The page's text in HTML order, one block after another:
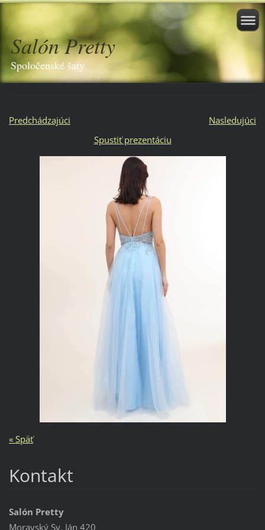
Salón Pretty
Spoločenské šaty
Predchádzajúci
Nasledujúci
Spustiť prezentáciu
« Späť
Kontakt
Salón Pretty
Moravský Sv. Ján 420